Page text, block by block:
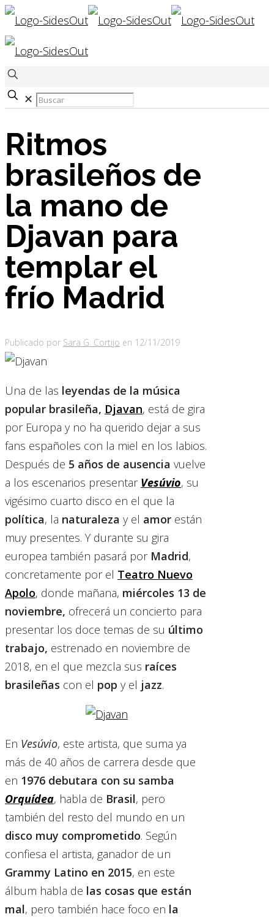
✕
Ritmos
brasileños de
la mano de
Djavan para
templar el
frío Madrid
Publicado por Sara G. Cortijo en 12/11/2019
Una de las leyendas de la música
popular brasileña, Djavan, está de gira
por Europa y no ha querido dejar a sus
fans españoles con la miel en los labios.
Después de 5 años de ausencia vuelve
a los escenarios presentar Vesúvio, su
vigésimo cuarto disco en el que la
política, la naturaleza y el amor están
muy presentes. Y durante su gira
europea también pasará por Madrid,
concretamente por el Teatro Nuevo
Apolo, donde mañana, miércoles 13 de
noviembre, ofrecerá un concierto para
presentar los doce temas de su último
trabajo, estrenado en noviembre de
2018, en el que mezcla sus raíces
brasileñas con el pop y el jazz.
En Vesúvio, este artista, que suma ya
más de 40 años de carrera desde que
en 1976 debutara con su samba
Orquídea, habla de Brasil, pero
también del resto del mundo en un
disco muy comprometido. Según
confiesa el artista, ganador de un
Grammy Latino en 2015, en este
álbum habla de las cosas que están
mal, pero también hace foco en la